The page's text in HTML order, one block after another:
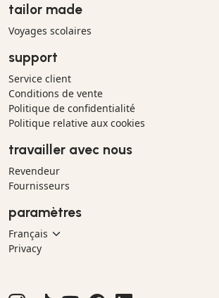
tailor made
Voyages scolaires
support
Service client
Conditions de vente
Politique de confidentialité
Politique relative aux cookies
travailler avec nous
Revendeur
Fournisseurs
paramètres
Privacy